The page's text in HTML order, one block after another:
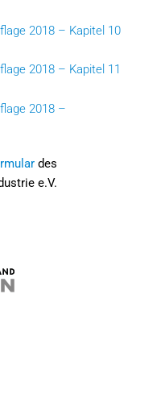
2018 – Kapitel 10
2018 – Kapitel 11
2018 –
des
e.V.